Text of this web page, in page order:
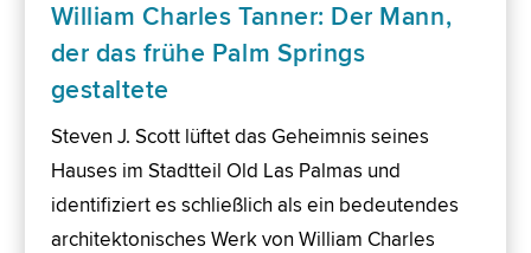
William Charles Tanner: Der Mann,
der das frühe Palm Springs
gestaltete
Steven J. Scott lüftet das Geheimnis seines
Hauses im Stadtteil Old Las Palmas und
identifiziert es schließlich als ein bedeutendes
architektonisches Werk von William Charles